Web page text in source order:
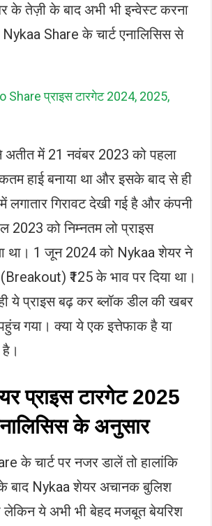
के तेज़ी के बाद अभी भी इन्वेस्ट करना
Share के चार्ट एनालिसिस से
Share प्राइस टारगेट 2024, 2025,
अतीत में 21 नवंबर 2023 को पहला
हाई बनाया था और इसके बाद से ही
लगातार गिरावट देखी गई है और कंपनी
2023 को निम्नतम लो प्राइस
था। 1 जून 2024 को Nykaa शेयर ने
₹125 के भाव पर दिया था।
ये प्राइस बढ़ कर ब्लॉक डील की खबर
गया। क्या ये एक इत्तेफाक है या
प्राइस टारगेट 2025
के अनुसार
के चार्ट पर नजर डालें तो हालांकि
बाद Nykaa शेयर अचानक बुलिश
लेकिन ये अभी भी बेहद मजबूत बेयरिश